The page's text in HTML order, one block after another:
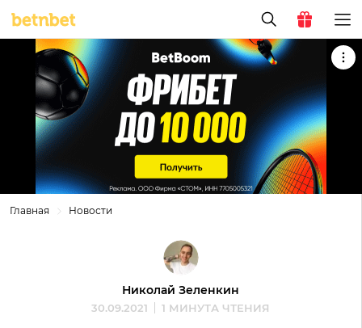
Главная Новости
Николай Зеленкин
30.09.2021 1 МИНУТА ЧТЕНИЯ